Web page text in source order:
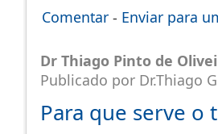
Comentar - Enviar para
Dr Thiago Pinto de
Publicado por Dr.Thiago
Para que serve o